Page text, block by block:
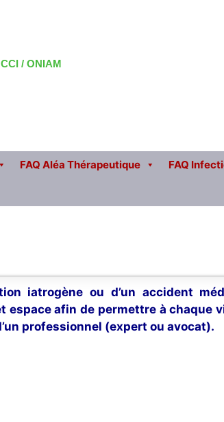
/ ONIAM
FAQ Aléa Thérapeutique FAQ
iatrogène ou d’un accident
espace afin de permettre à chaque
professionnel (expert ou avocat).